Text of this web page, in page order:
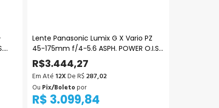
Lente Panasonic Lumix G X Vario PZ
45-175mm f/4-5.6 ASPH. POWER O.I.S.
(Micro Quatro Terços)
R$3.444,27
Em Até 12XDe R$ 287,02
R$ 3.099,84
Ou Pix/Boletopor